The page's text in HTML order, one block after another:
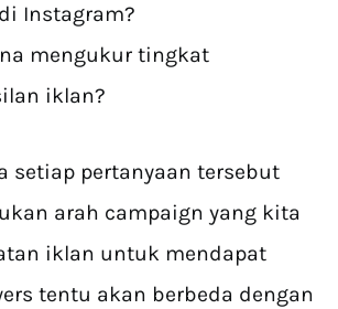
Instagram?
mengukur tingkat
iklan?
setiap pertanyaan tersebut
arah campaign yang kita
iklan untuk mendapat
tentu akan berbeda dengan